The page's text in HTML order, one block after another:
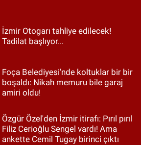
İzmir Otogarı tahliye edilecek!
Tadilat başlıyor...
Foça Belediyesi’nde koltuklar bir bir
boşaldı: Nikah memuru bile garaj
amiri oldu!
Özgür Özel'den İzmir itirafı: Pırıl pırıl
Filiz Cerioğlu Sengel vardı! Ama
ankette Cemil Tugay birinci çıktı